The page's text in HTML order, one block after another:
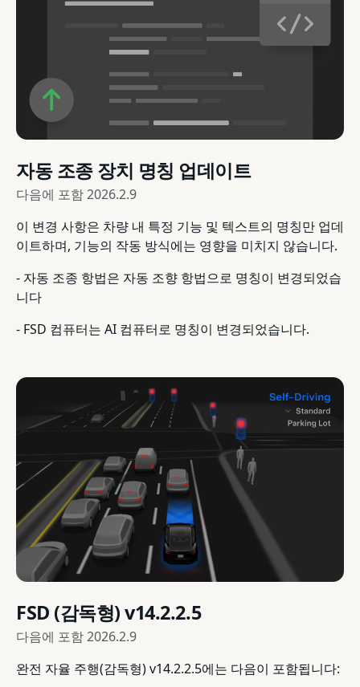
자동 조종 장치 명칭 업데이트
다음에 포함2026.2.9
이 변경 사항은 차량 내 특정 기능 및 텍스트의 명칭만 업데
이트하며, 기능의 작동 방식에는 영향을 미치지 않습니다.
- 자동 조종 항법은 자동 조향 항법으로 명칭이 변경되었습
니다
- FSD 컴퓨터는 AI 컴퓨터로 명칭이 변경되었습니다.
FSD (감독형) v14.2.2.5
다음에 포함2026.2.9
완전 자율 주행(감독형) v14.2.2.5에는 다음이 포함됩니다: